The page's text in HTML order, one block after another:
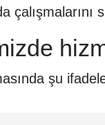
çalışmalarını
şu